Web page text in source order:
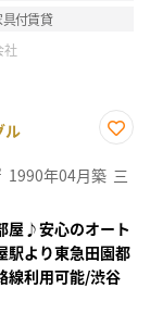
具付賃貸
社
ル
に入
り登
1990年04月築 三
屋♪安心のオート
より東急田園都
線利用可能/渋谷